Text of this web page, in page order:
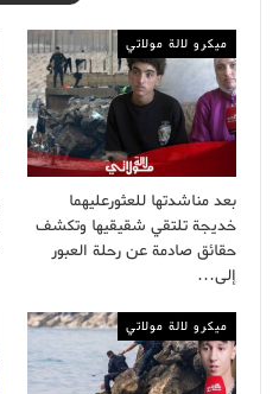
ميكرو لالة مولاتي
بعد مناشدتها للعثورعليهما
خديجة تلتقي شقيقيها وتكشف
حقائق صادمة عن رحلة العبور
إلى…
ميكرو لالة مولاتي